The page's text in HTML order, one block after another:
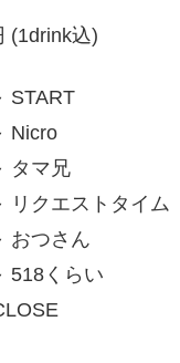
(1drink込)
START
Nicro
タマ兄
リクエストタイム
おつさん
518くらい